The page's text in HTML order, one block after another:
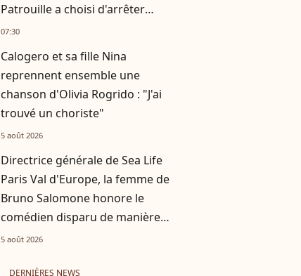
Patrouille a choisi d'arrêter
l'école à 17 ans
07:30
Calogero et sa fille Nina
reprennent ensemble une
chanson d'Olivia Rogrido : "J'ai
trouvé un choriste"
5 août 2026
Directrice générale de Sea Life
Paris Val d'Europe, la femme de
Bruno Salomone honore le
comédien disparu de manière
originale
5 août 2026
DERNIÈRES NEWS